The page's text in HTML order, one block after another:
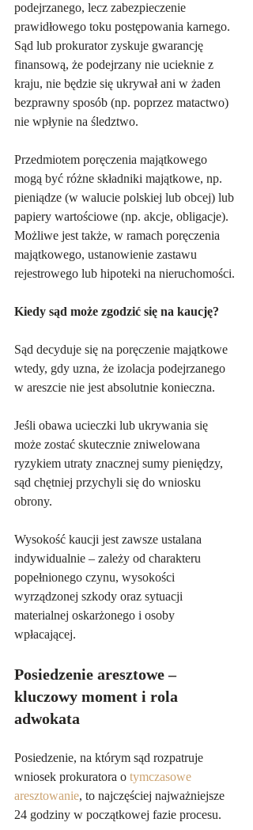
podejrzanego, lecz zabezpieczenie
prawidłowego toku postępowania karnego.
Sąd lub prokurator zyskuje gwarancję
finansową, że podejrzany nie ucieknie z
kraju, nie będzie się ukrywał ani w żaden
bezprawny sposób (np. poprzez matactwo)
nie wpłynie na śledztwo.
Przedmiotem poręczenia majątkowego
mogą być różne składniki majątkowe, np.
pieniądze (w walucie polskiej lub obcej) lub
papiery wartościowe (np. akcje, obligacje).
Możliwe jest także, w ramach poręczenia
majątkowego, ustanowienie zastawu
rejestrowego lub hipoteki na nieruchomości.
Kiedy sąd może zgodzić się na kaucję?
Sąd decyduje się na poręczenie majątkowe
wtedy, gdy uzna, że izolacja podejrzanego
w areszcie nie jest absolutnie konieczna.
Jeśli obawa ucieczki lub ukrywania się
może zostać skutecznie zniwelowana
ryzykiem utraty znacznej sumy pieniędzy,
sąd chętniej przychyli się do wniosku
obrony.
Wysokość kaucji jest zawsze ustalana
indywidualnie – zależy od charakteru
popełnionego czynu, wysokości
wyrządzonej szkody oraz sytuacji
materialnej oskarżonego i osoby
wpłacającej.
Posiedzenie aresztowe –
kluczowy moment i rola
adwokata
Posiedzenie, na którym sąd rozpatruje
wniosek prokuratora o tymczasowe
aresztowanie, to najczęściej najważniejsze
24 godziny w początkowej fazie procesu.